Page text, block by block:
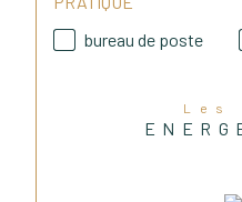
votre disposition
personnalisée
bureau de poste